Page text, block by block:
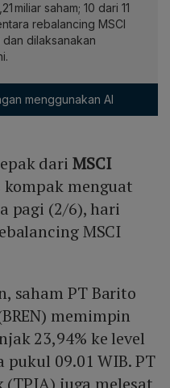
miliar saham; 10 dari 11
rebalancing MSCI
dilaksanakan
menggunakan AI
dari MSCI
menguat
pagi (2/6), hari
MSCI
saham PT Barito
memimpin
23,94% ke level
pukul 09.01 WIB. PT